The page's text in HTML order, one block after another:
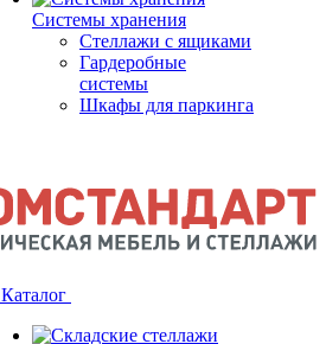
Системы хранения
Стеллажи с ящиками
Гардеробные
системы
Шкафы для паркинга
Каталог